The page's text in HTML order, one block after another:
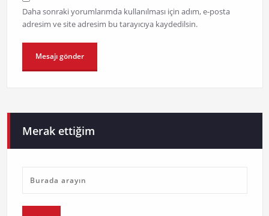
Daha sonraki yorumlarımda kullanılması için adım, e-posta
adresim ve site adresim bu tarayıcıya kaydedilsin.
Merak ettiğim